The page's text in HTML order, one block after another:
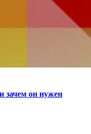
зачем он нужен